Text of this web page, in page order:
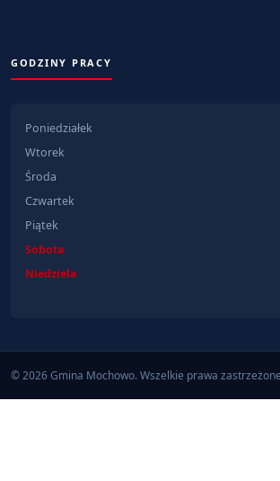
GODZINY PRACY
Poniedziałek
Wtorek
Środa
Czwartek
Piątek
Sobota
Niedziela
© 2026 Gmina Mochowo. Wszelkie prawa